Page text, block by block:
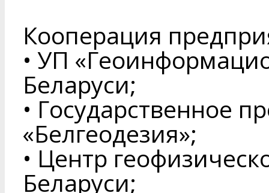
Кооперация
• УП
Беларуси;
• Государственное
«Белгеодезия»;
• Центр
Беларуси;